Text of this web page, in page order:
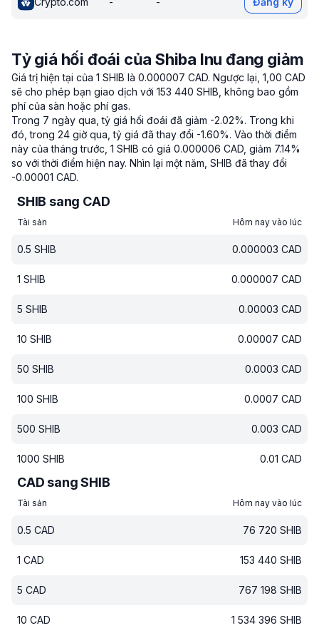
Tỷ giá hối đoái của Shiba Inu đang giảm
Giá trị hiện tại của 1 SHIB là 0.000007 CAD. Ngược lại, 1,00 CAD
sẽ cho phép bạn giao dịch với 153 440 SHIB, không bao gồm
phí của sàn hoặc phí gas.
Trong 7 ngày qua, tỷ giá hối đoái đã giảm -2.02%. Trong khi
đó, trong 24 giờ qua, tỷ giá đã thay đổi -1.60%. Vào thời điểm
này của tháng trước, 1 SHIB có giá 0.000006 CAD, giảm 7.14%
so với thời điểm hiện nay. Nhìn lại một năm, SHIB đã thay đổi
-0.00001 CAD.
SHIB sang CAD
Tài sản Hôm nay vào lúc
0.5 SHIB 0.000003 CAD
1 SHIB 0.000007 CAD
5 SHIB 0.00003 CAD
10 SHIB 0.00007 CAD
50 SHIB 0.0003 CAD
100 SHIB 0.0007 CAD
500 SHIB 0.003 CAD
1000 SHIB 0.01 CAD
CAD sang SHIB
Tài sản Hôm nay vào lúc
0.5 CAD 76 720 SHIB
1 CAD 153 440 SHIB
5 CAD 767 198 SHIB
10 CAD 1 534 396 SHIB